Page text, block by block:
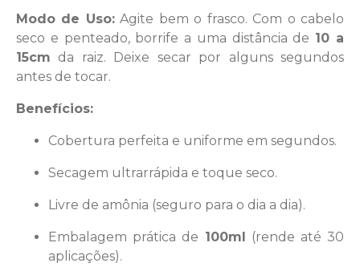
Modo de Uso:Agite bem o frasco. Com o cabelo
seco e penteado, borrife a uma distância de 10 a
15cm da raiz. Deixe secar por alguns segundos
antes de tocar.
Benefícios:
Cobertura perfeita e uniforme em segundos.
Secagem ultrarrápida e toque seco.
Livre de amônia (seguro para o dia a dia).
Embalagem prática de 100ml (rende até 30
aplicações).